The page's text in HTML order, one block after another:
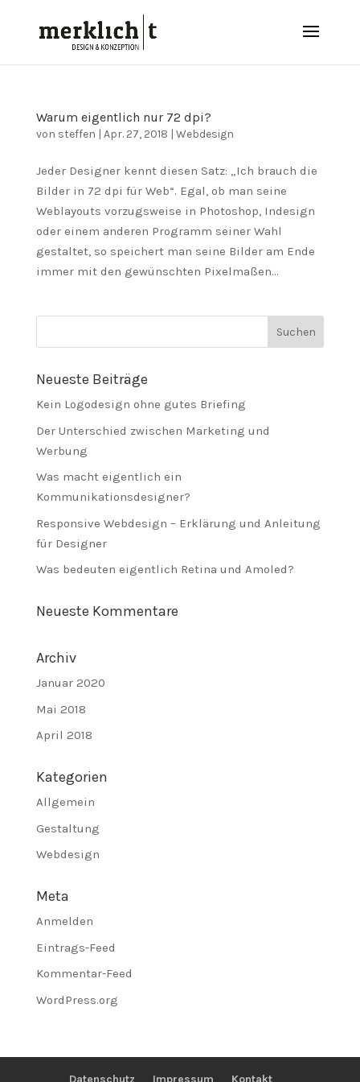
Warum eigentlich nur 72 dpi?
von steffen | Apr. 27, 2018 | Webdesign
Jeder Designer kennt diesen Satz: „Ich brauch die
Bilder in 72 dpi für Web“. Egal, ob man seine
Weblayouts vorzugsweise in Photoshop, Indesign
oder einem anderen Programm seiner Wahl
gestaltet, so speichert man seine Bilder am Ende
immer mit den gewünschten Pixelmaßen...
Neueste Beiträge
Kein Logodesign ohne gutes Briefing
Der Unterschied zwischen Marketing und
Werbung
Was macht eigentlich ein
Kommunikationsdesigner?
Responsive Webdesign – Erklärung und Anleitung
für Designer
Was bedeuten eigentlich Retina und Amoled?
Neueste Kommentare
Archiv
Januar 2020
Mai 2018
April 2018
Kategorien
Allgemein
Gestaltung
Webdesign
Meta
Anmelden
Eintrags-Feed
Kommentar-Feed
WordPress.org
Datenschutz Impressum Kontakt